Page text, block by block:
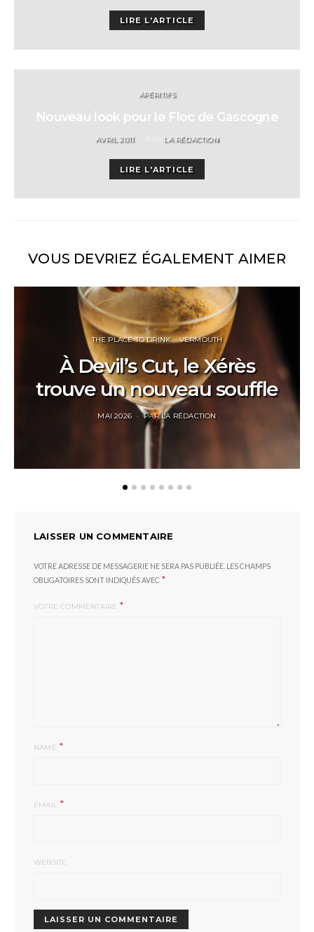
LIRE L'ARTICLE
APÉRITIFS
Nouveau look pour le Floc de Gascogne
POSTED
AVRIL 2011 LA RÉDACTION
LIRE L'ARTICLE
VOUS DEVRIEZ ÉGALEMENT AIMER
THE PLACE TO DRINK VERMOUTH
À Devil’s Cut, le Xérès
trouve un nouveau souffle
POSTED
MAI 2026 PAR LA RÉDACTION
LAISSER UN COMMENTAIRE
VOTRE ADRESSE DE MESSAGERIE NE SERA PAS PUBLIÉE. LES CHAMPS
OBLIGATOIRES SONT INDIQUÉS AVEC *
VOTRE COMMENTAIRE *
NAME *
EMAIL *
WEBSITE